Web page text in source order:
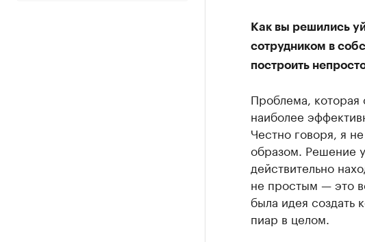
Как вы решились
сотрудником в
построить
Проблема,
наиболее
Честно говоря, я
образом. Решение
действительно
не простым — это
была идея создать
пиар в целом.